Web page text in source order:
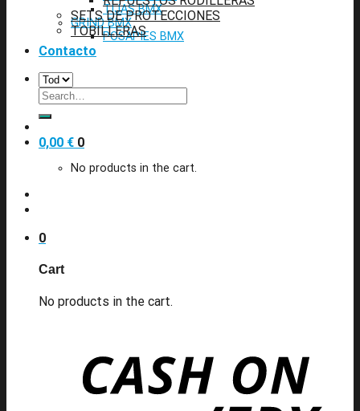
TIJAS BMX
GRIND BMX
POSAPIES BMX
Contacto
Search
for:
0,00 € 0
No products in the cart.
0
Cart
No products in the cart.
SETS DE PROTECCIONES
TOBILLERAS